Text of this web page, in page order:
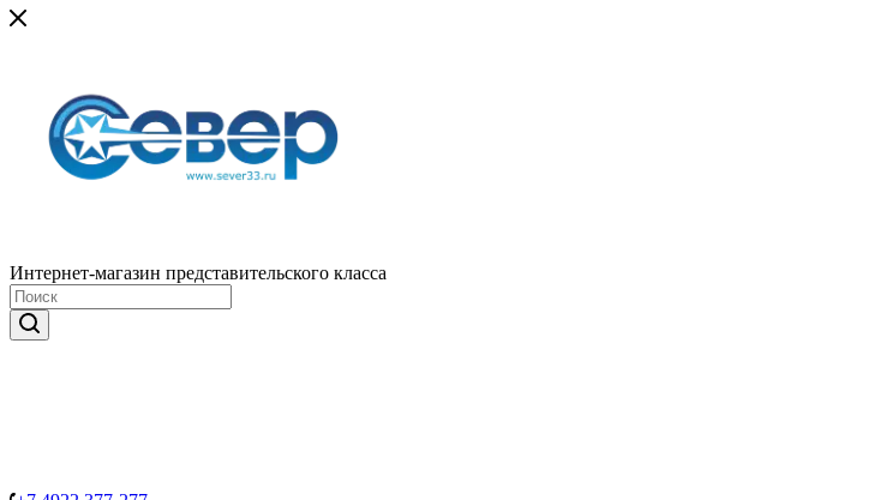
Интернет-магазин представительского класса